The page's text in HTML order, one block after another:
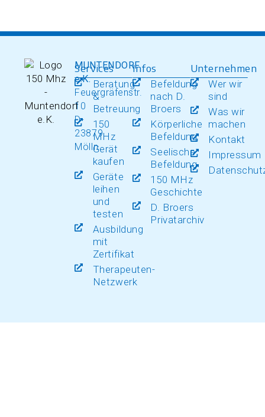
MUNTENDORF
e.K.
Feuergräfenstr.
10
D-
23879
Mölln
Services
Beratung
&
Betreuung
150
MHz
Gerät
kaufen
Geräte
leihen
und
testen
Ausbildung
mit
Zertifikat
Therapeuten-
Netzwerk
Infos
Befeldung
nach D.
Broers
Körperliche
Befeldung
Seelische
Befeldung
150 MHz
Geschichte
D. Broers
Privatarchiv
Unternehmen
Wer wir
sind
Was wir
machen
Kontakt
Impressum